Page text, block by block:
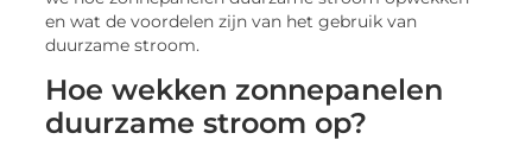
en wat de voordelen zijn van het gebruik van
duurzame stroom.
Hoe wekken zonnepanelen
duurzame stroom op?